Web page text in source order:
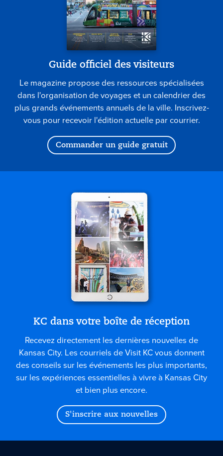
Guide officiel des visiteurs
Le magazine propose des ressources spécialisées
dans l'organisation de voyages et un calendrier des
plus grands événements annuels de la ville. Inscrivez-
vous pour recevoir l'édition actuelle par courrier.
Commander un guide gratuit
KC dans votre boîte de réception
Recevez directement les dernières nouvelles de
Kansas City. Les courriels de Visit KC vous donnent
des conseils sur les événements les plus importants,
sur les expériences essentielles à vivre à Kansas City
et bien plus encore.
S'inscrire aux nouvelles